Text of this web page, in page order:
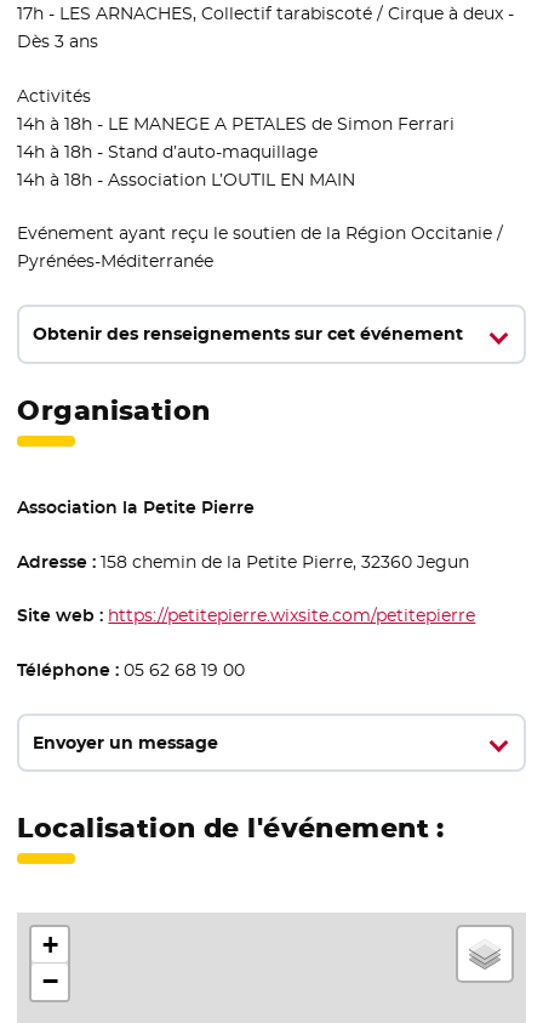
17h - LES ARNACHES, Collectif tarabiscoté / Cirque à deux -
Dès 3 ans
Activités
14h à 18h - LE MANEGE A PETALES de Simon Ferrari
14h à 18h - Stand d’auto-maquillage
14h à 18h - Association L’OUTIL EN MAIN
Evénement ayant reçu le soutien de la Région Occitanie /
Pyrénées-Méditerranée
Obtenir des renseignements sur cet événement
Organisation
Association la Petite Pierre
Adresse : 158 chemin de la Petite Pierre, 32360 Jegun
Site web : https://petitepierre.wixsite.com/petitepierre
Téléphone : 05 62 68 19 00
Envoyer un message
Localisation de l'événement :
+
−